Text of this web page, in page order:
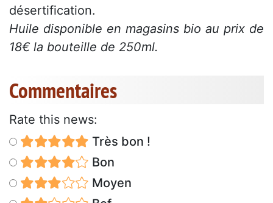
désertification.
Huile disponible en magasins bio au prix de
18€ la bouteille de 250ml.
Commentaires
Rate this news:
Très bon !
Bon
Moyen